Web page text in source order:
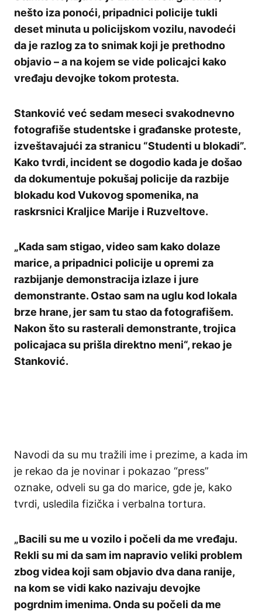
nešto iza ponoći, pripadnici policije tukli
deset minuta u policijskom vozilu, navodeći
da je razlog za to snimak koji je prethodno
objavio – a na kojem se vide policajci kako
vređaju devojke tokom protesta.
Stanković već sedam meseci svakodnevno
fotografiše studentske i građanske proteste,
izveštavajući za stranicu “Studenti u blokadi”.
Kako tvrdi, incident se dogodio kada je došao
da dokumentuje pokušaj policije da razbije
blokadu kod Vukovog spomenika, na
raskrsnici Kraljice Marije i Ruzveltove.
„Kada sam stigao, video sam kako dolaze
marice, a pripadnici policije u opremi za
razbijanje demonstracija izlaze i jure
demonstrante. Ostao sam na uglu kod lokala
brze hrane, jer sam tu stao da fotografišem.
Nakon što su rasterali demonstrante, trojica
policajaca su prišla direktno meni“, rekao je
Stanković.
Navodi da su mu tražili ime i prezime, a kada im
je rekao da je novinar i pokazao “press”
oznake, odveli su ga do marice, gde je, kako
tvrdi, usledila fizička i verbalna tortura.
„Bacili su me u vozilo i počeli da me vređaju.
Rekli su mi da sam im napravio veliki problem
zbog videa koji sam objavio dva dana ranije,
na kom se vidi kako nazivaju devojke
pogrdnim imenima. Onda su počeli da me